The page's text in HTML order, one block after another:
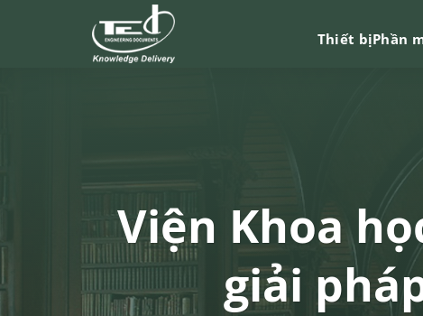
Thiết bịPhần
Viện Khoa
giải